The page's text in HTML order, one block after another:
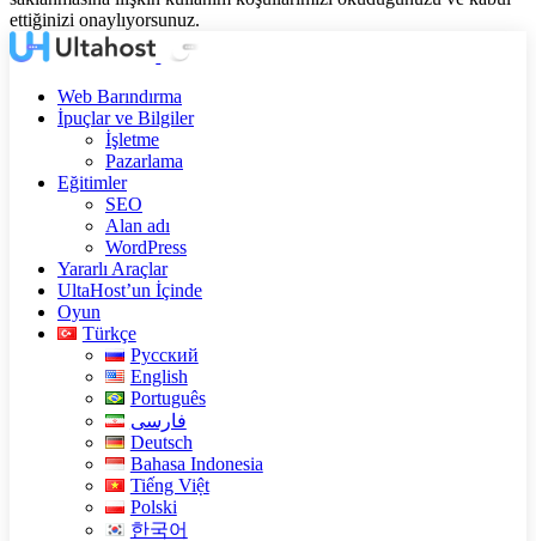
ettiğinizi onaylıyorsunuz.
Web Barındırma
İpuçlar ve Bilgiler
İşletme
Pazarlama
Eğitimler
SEO
Alan adı
WordPress
Yararlı Araçlar
UltaHost’un İçinde
Oyun
Türkçe
Русский
English
Português
فارسی
Deutsch
Bahasa Indonesia
Tiếng Việt
Polski
한국어